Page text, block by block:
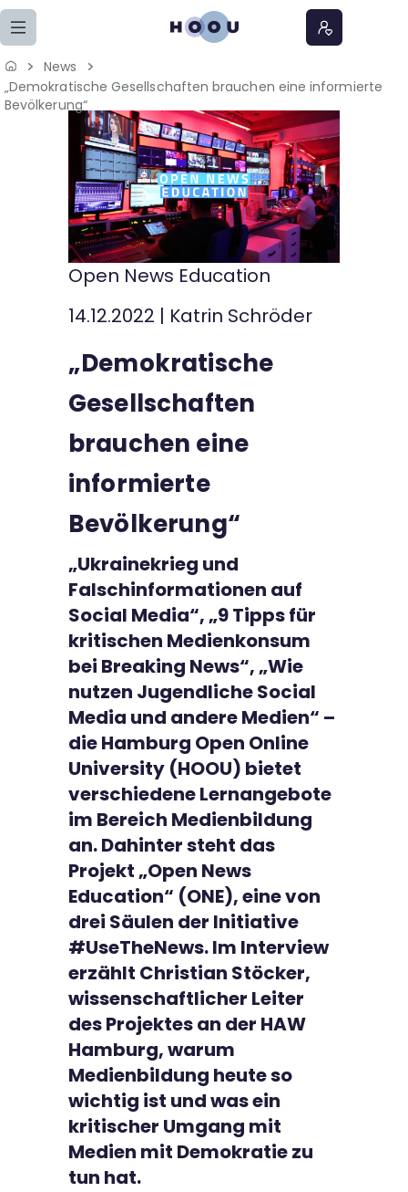
Zum Seiteninhalt springen
Home
Lernangebote
Podcasts
Meine Lernangebote
News
Über uns
Kontakt
News
„Demokratische Gesellschaften brauchen eine informierte
Bevölkerung“
Open News Education
14.12.2022 | Katrin Schröder
„Demokratische
Gesellschaften
brauchen eine
informierte
Bevölkerung“
„Ukrainekrieg und
Falschinformationen auf
Social Media“, „9 Tipps für
kritischen Medienkonsum
bei Breaking News“, „Wie
nutzen Jugendliche Social
Media und andere Medien“ –
die Hamburg Open Online
University (HOOU) bietet
verschiedene Lernangebote
im Bereich Medienbildung
an. Dahinter steht das
Projekt „Open News
Education“ (ONE), eine von
drei Säulen der Initiative
#UseTheNews. Im Interview
erzählt Christian Stöcker,
wissenschaftlicher Leiter
des Projektes an der HAW
Hamburg, warum
Medienbildung heute so
wichtig ist und was ein
kritischer Umgang mit
Medien mit Demokratie zu
tun hat.